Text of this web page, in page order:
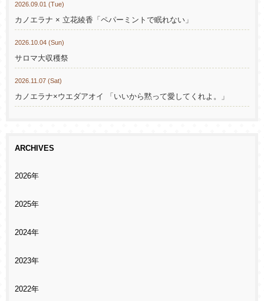
2026.09.01 (Tue)
カノエラナ × 立花綾香「ペパーミントで眠れない」
2026.10.04 (Sun)
サロマ大収穫祭
2026.11.07 (Sat)
カノエラナ×ウエダアオイ 「いいから黙って愛してくれよ。」
ARCHIVES
2026年
2025年
2024年
2023年
2022年